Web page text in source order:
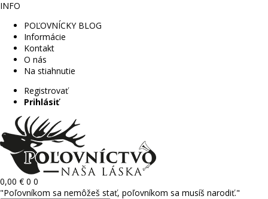
INFO
POĽOVNÍCKY BLOG
Informácie
Kontakt
O nás
Na stiahnutie
Registrovať
Prihlásiť
0,00 € 0 0
"Poľovníkom sa nemôžeš stať, poľovníkom sa musíš narodiť."